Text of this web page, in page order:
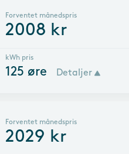
Forventet månedspris
2008 kr
kWh pris
125 øre Detaljer
Forventet månedspris
2029 kr